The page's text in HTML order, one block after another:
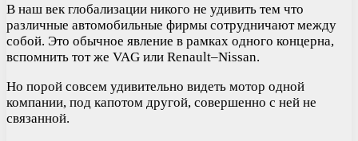
В наш век глобализации никого не удивить тем что
различные автомобильные фирмы сотрудничают между
собой. Это обычное явление в рамках одного концерна,
вспомнить тот же VAG или Renault–Nissan.
Но порой совсем удивительно видеть мотор одной
компании, под капотом другой, совершенно с ней не
связанной.